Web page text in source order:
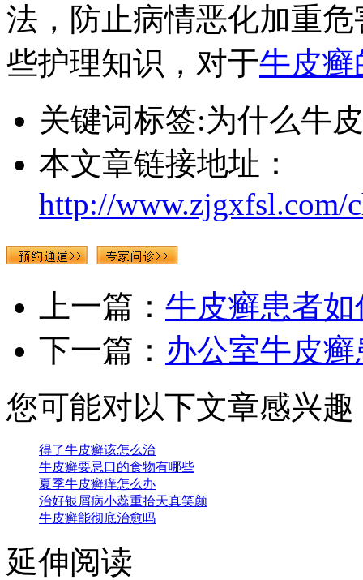
法，防止病情恶化加重
些护理知识，对于牛皮癣
关键词标签:为什么牛
本文章链接地址：
http://www.zjgxfsl.com/
上一篇： 牛皮癣患者
下一篇： 办公室牛皮
您可能对以下文章感兴趣
得了牛皮癣该怎么治
牛皮癣要忌口的食物有哪些
夏季牛皮癣痒怎么办
治好银屑病小蕊重拾天真笑颜
牛皮癣能彻底治愈吗
延伸阅读